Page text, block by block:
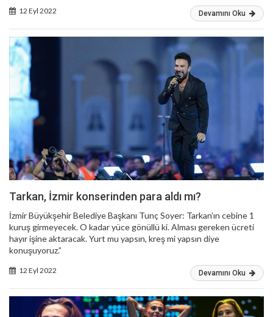
12 Eyl 2022 Devamını Oku
Tarkan, İzmir konserinden para aldı mı?
İzmir Büyükşehir Belediye Başkanı Tunç Soyer: Tarkan’ın cebine 1
kuruş girmeyecek. O kadar yüce gönüllü ki. Alması gereken ücreti
hayır işine aktaracak. Yurt mu yapsın, kreş mi yapsın diye
konuşuyoruz.”
12 Eyl 2022 Devamını Oku